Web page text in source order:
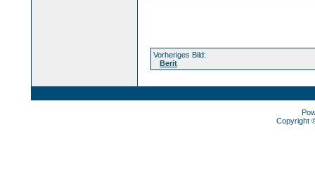
Vorheriges Bild:
Berit
Copyright